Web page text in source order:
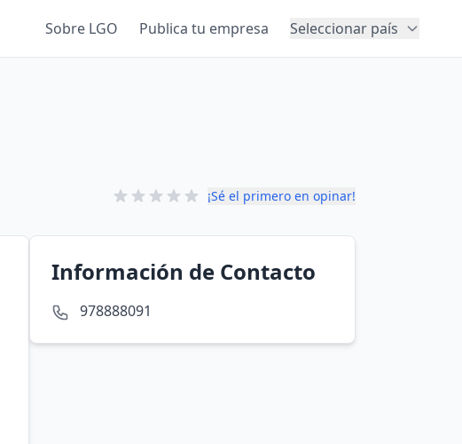
Sobre LGO Publica tu empresa Seleccionar país
¡Sé el primero en opinar!
Información de Contacto
978888091